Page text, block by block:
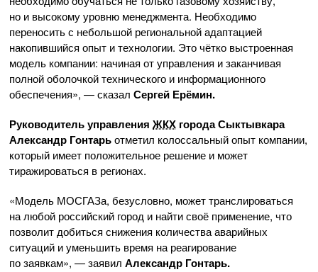
но и высокому уровню менеджмента. Необходимо
переносить с небольшой региональной адаптацией
накопившийся опыт и технологии. Это чётко выстроенная
модель компании: начиная от управления и заканчивая
полной оболочкой технического и информационного
обеспечения», — сказал Сергей Ерёмин.
Руководитель управления ЖКХ города Сыктывкара
Александр Гонтарьотметил колоссальный опыт компании,
который имеет положительное решение и может
тиражироваться в регионах.
«Модель МОСГАЗа, безусловно, может транслироваться
на любой российский город и найти своё применение, что
позволит добиться снижения количества аварийных
ситуаций и уменьшить время на реагирование
по заявкам», — заявил Александр Гонтарь.